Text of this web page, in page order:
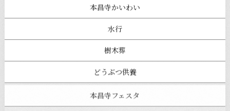
本昌寺かいわい
水行
樹木葬
どうぶつ供養
本昌寺フェスタ